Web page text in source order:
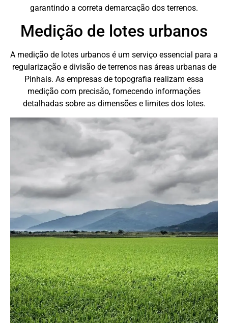
garantindo a correta demarcação dos terrenos.
Medição de lotes urbanos
A medição de lotes urbanos é um serviço essencial para a
regularização e divisão de terrenos nas áreas urbanas de
Pinhais. As empresas de topografia realizam essa
medição com precisão, fornecendo informações
detalhadas sobre as dimensões e limites dos lotes.